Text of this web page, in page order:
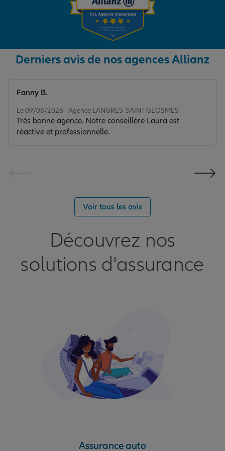
Derniers avis de nos agences Allianz
Le 09/08/2026 - Agence LANGRES-SAINT GEOSMES
Très bonne agence. Notre conseillère Laura est
réactive et professionnelle.
Fanny B.
Voir tous les avis
Découvrez nos
solutions d'assurance
Assurance auto